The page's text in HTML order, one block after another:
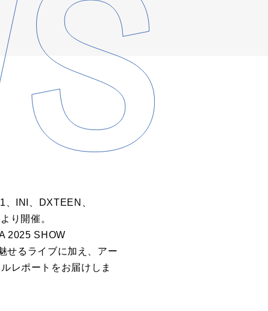
INI、DXTEEN、
り開催。
2025 SHOW
せるライブに加え、アー
レポートをお届けしま